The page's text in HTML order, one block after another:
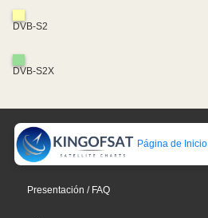
DVB-S2
DVB-S2X
Página de Inicio
Presentación / FAQ